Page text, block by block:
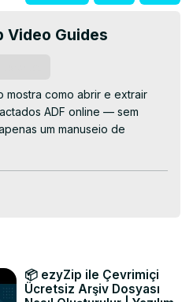
Video Guides
mostra como abrir e extrair
ADF online — sem
um manuseio de
para gerenciar arquivos
ficheiros-adf-
– clique em "Selecionar
simplesmente arraste e solte-
📦 ezyZip ile Çevrimiçi
Ücretsiz Arşiv Dosyası